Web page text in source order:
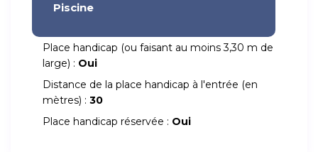
Piscine
Place handicap (ou faisant au moins 3,30 m de
large) : Oui
Distance de la place handicap à l'entrée (en
mètres) : 30
Place handicap réservée : Oui